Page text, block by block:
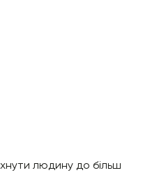
людину до більш